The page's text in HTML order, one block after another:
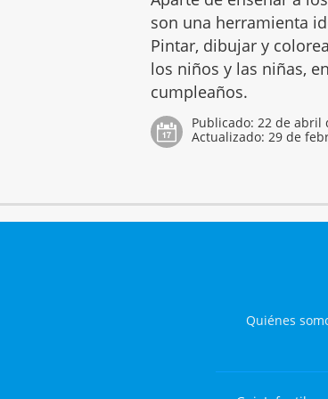
son una herramienta
Pintar, dibujar y
los niños y las niñas,
cumpleaños.
Publicado:22 de abril
Actualizado:29 de
Quiénes